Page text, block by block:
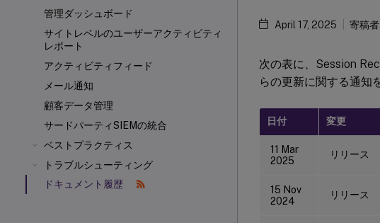
管理ダッシュボード
サイトレベルのユーザーアクティビティ
レポート
アクティビティフィード
メール通知
顧客データ管理
サードパーティSIEMの統合
ベストプラクティス
トラブルシューティング
ドキュメント履歴
April 17, 2025 寄稿者:
次の表に、Session
らの更新に関する通知
日付 変更
11 Mar
2025
リリース
15 Nov
2024
リリース